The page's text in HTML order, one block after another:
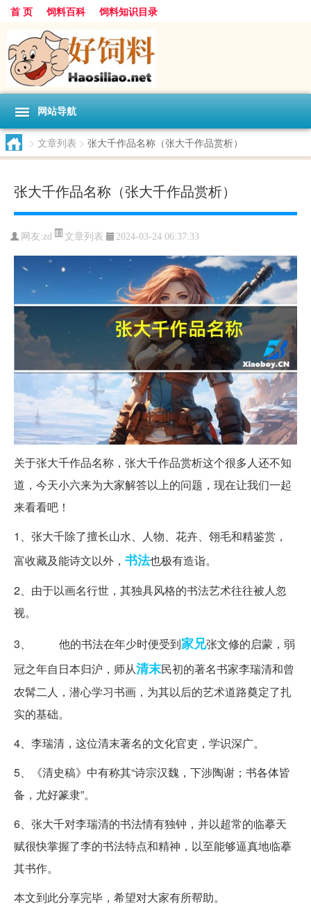
首 页 饲料百科 饲料知识目录
网站导航
> 文章列表 > 张大千作品名称（张大千作品赏析）
张大千作品名称（张大千作品赏析）
网友:zd 文章列表 2024-03-24 06:37:33
关于张大千作品名称，张大千作品赏析这个很多人还不知
道，今天小六来为大家解答以上的问题，现在让我们一起
来看看吧！
1、张大千除了擅长山水、人物、花卉、翎毛和精鉴赏，
富收藏及能诗文以外， 书法也极有造诣。
2、由于以画名行世，其独具风格的书法艺术往往被人忽
视。
3、 他的书法在年少时便受到家兄张文修的启蒙，弱
冠之年自日本归沪，师从清末民初的著名书家李瑞清和曾
农髯二人，潜心学习书画，为其以后的艺术道路奠定了扎
实的基础。
4、李瑞清，这位清末著名的文化官吏，学识深广。
5、《清史稿》中有称其“诗宗汉魏，下涉陶谢；书各体皆
备，尤好篆隶”。
6、张大千对李瑞清的书法情有独钟，并以超常的临摹天
赋很快掌握了李的书法特点和精神，以至能够逼真地临摹
其书作。
本文到此分享完毕，希望对大家有所帮助。